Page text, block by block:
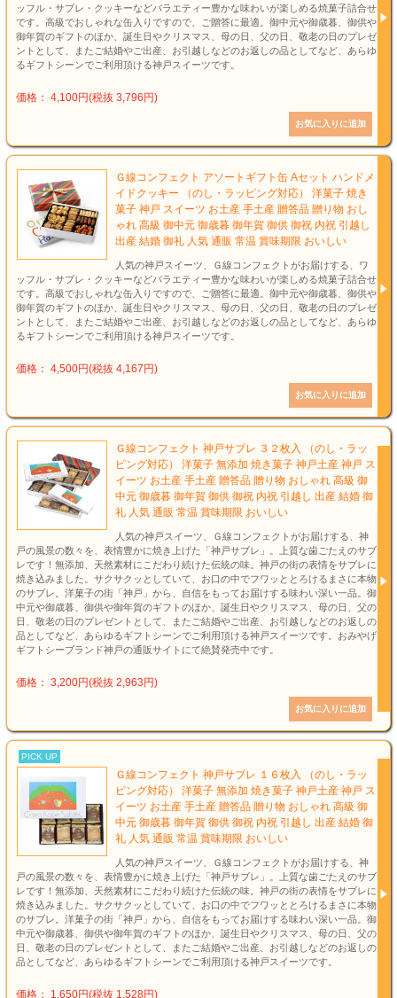
ッフル・サブレ・クッキーなどバラエティー豊かな味わいが楽しめる焼菓子詰合せ
です。高級でおしゃれな缶入りですので、ご贈答に最適。御中元や御歳暮、御供や
御年賀のギフトのほか、誕生日やクリスマス、母の日、父の日、敬老の日のプレゼ
ントとして、またご結婚やご出産、お引越しなどのお返しの品としてなど、あらゆ
るギフトシーンでご利用頂ける神戸スイーツです。
価格： 4,100円(税抜 3,796円)
Ｇ線コンフェクト アソートギフト缶 Aセット ハンドメ
イドクッキー （のし・ラッピング対応） 洋菓子 焼き
菓子 神戸 スイーツ お土産 手土産 贈答品 贈り物 おし
ゃれ 高級 御中元 御歳暮 御年賀 御供 御祝 内祝 引越し
出産 結婚 御礼 人気 通販 常温 賞味期限 おいしい
人気の神戸スイーツ、Ｇ線コンフェクトがお届けする、ワ
ッフル・サブレ・クッキーなどバラエティー豊かな味わいが楽しめる焼菓子詰合せ
です。高級でおしゃれな缶入りですので、ご贈答に最適。御中元や御歳暮、御供や
御年賀のギフトのほか、誕生日やクリスマス、母の日、父の日、敬老の日のプレゼ
ントとして、またご結婚やご出産、お引越しなどのお返しの品としてなど、あらゆ
るギフトシーンでご利用頂ける神戸スイーツです。
価格： 4,500円(税抜 4,167円)
Ｇ線コンフェクト 神戸サブレ ３２枚入 （のし・ラッ
ピング対応） 洋菓子 無添加 焼き菓子 神戸土産 神戸 ス
イーツ お土産 手土産 贈答品 贈り物 おしゃれ 高級 御
中元 御歳暮 御年賀 御供 御祝 内祝 引越し 出産 結婚 御
礼 人気 通販 常温 賞味期限 おいしい
人気の神戸スイーツ、Ｇ線コンフェクトがお届けする、神
戸の風景の数々を、表情豊かに焼き上げた「神戸サブレ」。上質な歯ごたえのサブ
レです！無添加、天然素材にこだわり続けた伝統の味。神戸の街の表情をサブレに
焼き込みました。サクサクッとしていて、お口の中でフワッととろけるまさに本物
のサブレ。洋菓子の街「神戸」から、自信をもってお届けする味わい深い一品。御
中元や御歳暮、御供や御年賀のギフトのほか、誕生日やクリスマス、母の日、父の
日、敬老の日のプレゼントとして、またご結婚やご出産、お引越しなどのお返しの
品としてなど、あらゆるギフトシーンでご利用頂ける神戸スイーツです。おみやげ
ギフトシーブランド神戸の通販サイトにて絶賛発売中です。
価格： 3,200円(税抜 2,963円)
PICK UP
Ｇ線コンフェクト 神戸サブレ １６枚入 （のし・ラッ
ピング対応） 洋菓子 無添加 焼き菓子 神戸土産 神戸 ス
イーツ お土産 手土産 贈答品 贈り物 おしゃれ 高級 御
中元 御歳暮 御年賀 御供 御祝 内祝 引越し 出産 結婚 御
礼 人気 通販 常温 賞味期限 おいしい
人気の神戸スイーツ、Ｇ線コンフェクトがお届けする、神
戸の風景の数々を、表情豊かに焼き上げた「神戸サブレ」。上質な歯ごたえのサブ
レです！無添加、天然素材にこだわり続けた伝統の味。神戸の街の表情をサブレに
焼き込みました。サクサクッとしていて、お口の中でフワッととろけるまさに本物
のサブレ。洋菓子の街「神戸」から、自信をもってお届けする味わい深い一品。御
中元や御歳暮、御供や御年賀のギフトのほか、誕生日やクリスマス、母の日、父の
日、敬老の日のプレゼントとして、またご結婚やご出産、お引越しなどのお返しの
品としてなど、あらゆるギフトシーンでご利用頂ける神戸スイーツです。
価格： 1,650円(税抜 1,528円)